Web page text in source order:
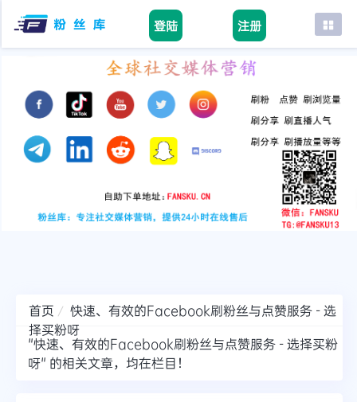
登陆 注册
首页
tiktok
youtube
instagram
首页
快速、有效的Facebook刷粉丝与点赞服务 - 选
择买粉呀
"快速、有效的Facebook刷粉丝与点赞服务 - 选择买粉
呀" 的相关文章，均在栏目！